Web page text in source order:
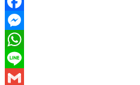
Facebook
Messenger
WhatsApp
Line